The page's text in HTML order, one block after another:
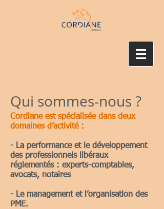
Qui sommes-nous ?
Cordiane est spécialisée dans deux
domaines d’activité :
- La performance et le développement
des professionnels libéraux
réglementés : experts-comptables,
avocats, notaires
- Le management et l’organisation des
PME.